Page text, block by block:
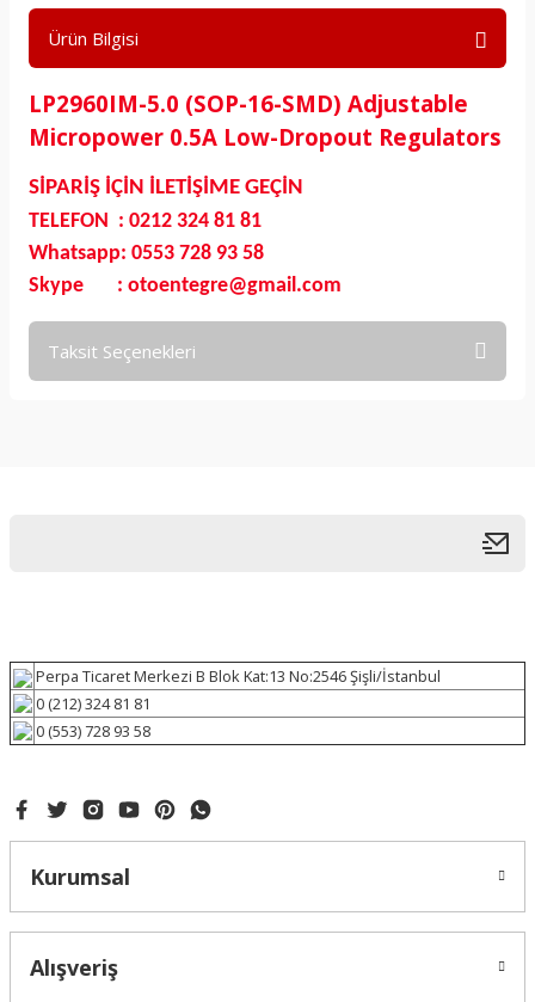
Ürün Bilgisi
LP2960IM-5.0 (SOP-16-SMD) Adjustable
Micropower 0.5A Low-Dropout Regulators
SİPARİŞ İÇİN İLETİŞİME GEÇİN
TELEFON : 0212 324 81 81
Whatsapp: 0553 728 93 58
Skype : otoentegre@gmail.com
Taksit Seçenekleri
Perpa Ticaret Merkezi B Blok Kat:13 No:2546 Şişli/İstanbul
0 (212) 324 81 81
0 (553) 728 93 58
Kurumsal
Alışveriş